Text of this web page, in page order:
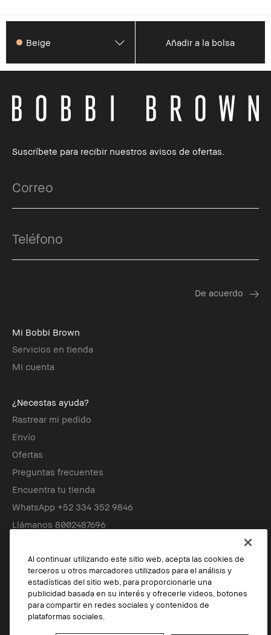
Beige Añadir a la bolsa
Suscríbete para recibir nuestros avisos de ofertas.
Mi Bobbi Brown
Servicios en tienda
Mi cuenta
¿Necestas ayuda?
Rastrear mi pedido
Envío
Ofertas
Preguntas frecuentes
Encuentra tu tienda
WhatsApp +52 334 352 9846
Llámanos 8002487696
Síguenos
© Bobbi Brown Professional Cosmetics, Inc. Reservados todos los
Al continuar utilizando este sitio web, acepta las cookies de
terceros u otros marcadores utilizados para el análisis y
estadísticas del sitio web, para proporcionarle una
publicidad basada en su interés y ofrecerle videos, botones
para compartir en redes sociales y contenidos de
plataformas sociales.